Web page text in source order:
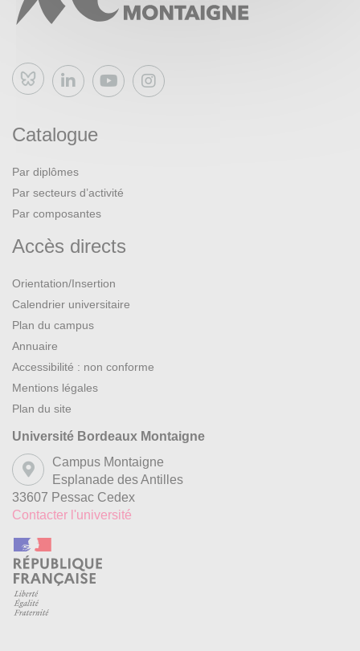
Bluesky
Catalogue
Par diplômes
Par secteurs d’activité
Par composantes
Accès directs
Orientation/Insertion
Calendrier universitaire
Plan du campus
Annuaire
Accessibilité : non conforme
Mentions légales
Plan du site
Université Bordeaux Montaigne
Campus Montaigne
Esplanade des Antilles
33607 Pessac Cedex
Contacter l'université